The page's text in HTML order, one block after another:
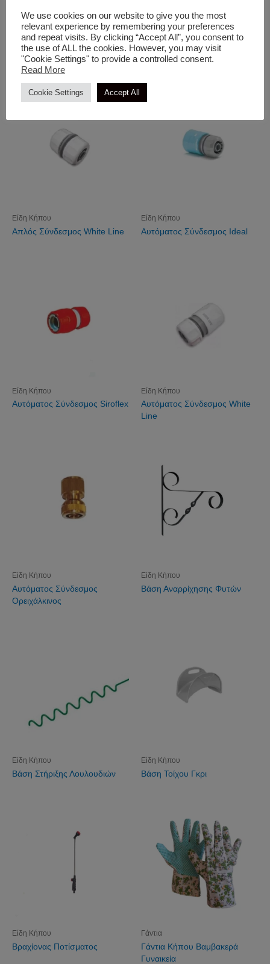
Είδη Κήπου
Ανέμη Τηλεσκοπική Με
Λάστιχο
Είδη Κήπου
Απλός Σύνδεσμος Siroflex
Είδη Κήπου
Απλός Σύνδεσμος White Line
Είδη Κήπου
Αυτόματος Σύνδεσμος Ideal
Είδη Κήπου
Αυτόματος Σύνδεσμος Siroflex
Είδη Κήπου
Αυτόματος Σύνδεσμος White
Line
Είδη Κήπου
Αυτόματος Σύνδεσμος
Ορειχάλκινος
Είδη Κήπου
Βάση Αναρρίχησης Φυτών
Είδη Κήπου
Βάση Στήριξης Λουλουδιών
Είδη Κήπου
Βάση Τοίχου Γκρι
Είδη Κήπου
Βραχίονας Ποτίσματος
Γάντια
Γάvτια Κήπου Βαμβακερά
Γυναικεία
We use cookies on our website to give you the most
relevant experience by remembering your preferences
and repeat visits. By clicking “Accept All”, you consent to
the use of ALL the cookies. However, you may visit
"Cookie Settings" to provide a controlled consent.
Read More
Cookie Settings Accept All